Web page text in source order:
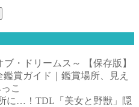
【保存版】
賞ガイド｜鑑賞場所、見え
こ
に…！TDL「美女と野獣」隠